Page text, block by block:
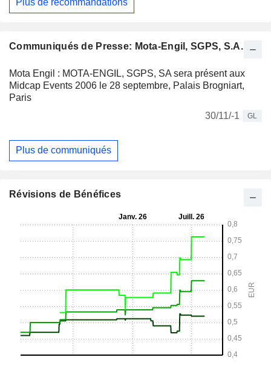
Plus de recommandations
Communiqués de Presse: Mota-Engil, SGPS, S.A.
Mota Engil : MOTA-ENGIL, SGPS, SA sera présent aux
Midcap Events 2006 le 28 septembre, Palais Brogniart,
Paris
30/11/-1
GL
Plus de communiqués
Révisions de Bénéfices